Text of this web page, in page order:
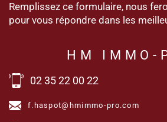
Remplissez ce formulaire, nous
pour vous répondre dans les
HM IMMO-
02 35 22 00 22
f.haspot@hmimmo-pro.com